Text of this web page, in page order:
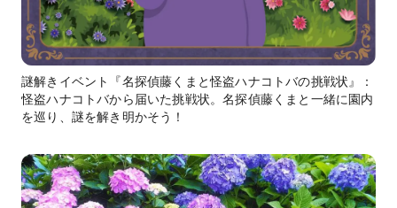
謎解きイベント『名探偵藤くまと怪盗ハナコトバの挑戦状』：
怪盗ハナコトバから届いた挑戦状。名探偵藤くまと一緒に園内
を巡り、謎を解き明かそう！